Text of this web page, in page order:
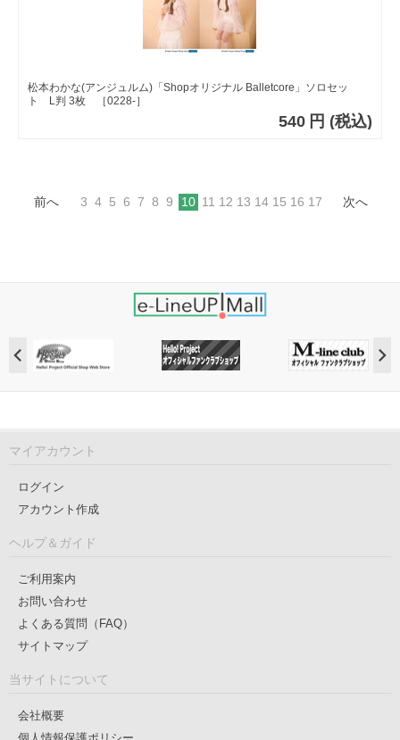
松本わかな(アンジュルム)「Shopオリジナル Balletcore」ソロセッ
ト L判 3枚 ［0228-］
540 円 (税込)
前へ 3 4 5 6 7 8 9 10 11 12 13 14 15 16 17 次へ
マイアカウント
ログイン
アカウント作成
ヘルプ＆ガイド
ご利用案内
お問い合わせ
よくある質問（FAQ）
サイトマップ
当サイトについて
会社概要